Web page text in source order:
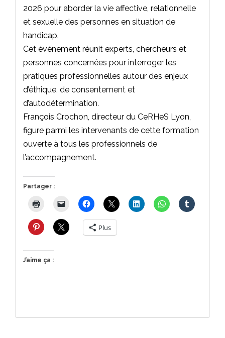
2026 pour aborder la vie affective, relationnelle
et sexuelle des personnes en situation de
handicap.
Cet événement réunit experts, chercheurs et
personnes concernées pour interroger les
pratiques professionnelles autour des enjeux
d’éthique, de consentement et
d’autodétermination.
François Crochon, directeur du CeRHeS Lyon,
figure parmi les intervenants de cette formation
ouverte à tous les professionnels de
l’accompagnement.
Partager :
Plus
J’aime ça :